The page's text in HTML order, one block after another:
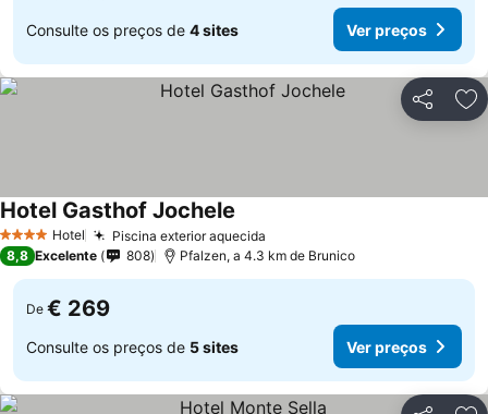
Consulte os preços de 4 sites Ver preços
Partilhar
4 EstrelasHotel Piscina exterior aquecida
Hotel Gasthof Jochele
8,8 Excelente 808 Pfalzen, a 4.3 km de Brunico
De € 269
Consulte os preços de 5 sites Ver preços